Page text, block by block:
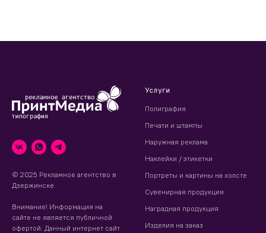
© 2025 Рекламное агентство в
Дзержинске
Внимание! Информация на
сайте не является публичной
офертой. Данный интернет сайт
Услуги
Полиграфия
Печати и штампы
Наружная реклама
Наклейки / этикетки
Портреты и картины на холсте
Сувенирная продукция
Наградная продукция
Изделия на заказ